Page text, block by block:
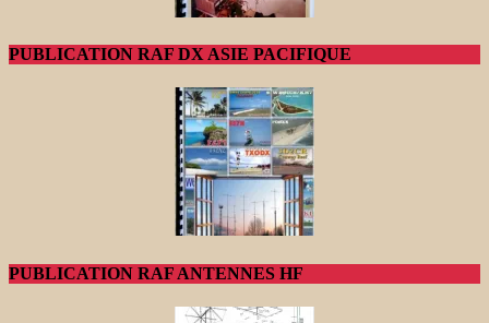
PUBLICATION RAF DX ASIE PACIFIQUE
PUBLICATION RAF ANTENNES HF